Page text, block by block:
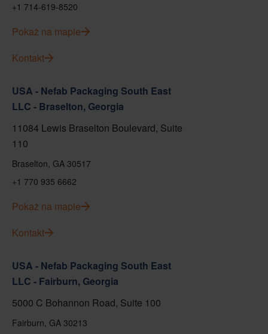
+1 714-619-8520
Pokaż na mapie
Kontakt
USA - Nefab Packaging South East
LLC - Braselton, Georgia
11084 Lewis Braselton Boulevard, Suite
110
Braselton, GA 30517
+1 770 935 6662
Pokaż na mapie
Kontakt
USA - Nefab Packaging South East
LLC - Fairburn, Georgia
5000 C Bohannon Road, Suite 100
Fairburn, GA 30213